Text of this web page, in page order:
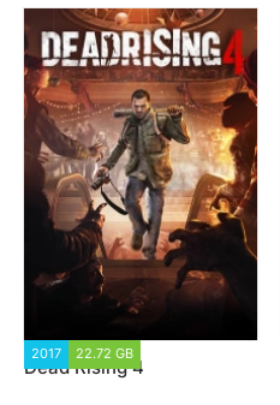
2017 22.72 GB
Dead Rising 4